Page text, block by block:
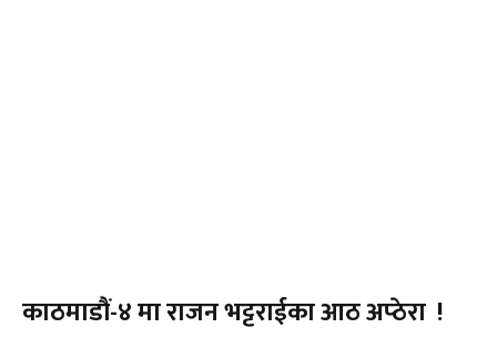
काठमाडौं-४ मा राजन भट्टराईका आठ अप्ठेरा !